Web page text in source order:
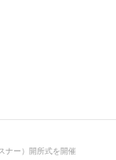
ナー）開所式を開催